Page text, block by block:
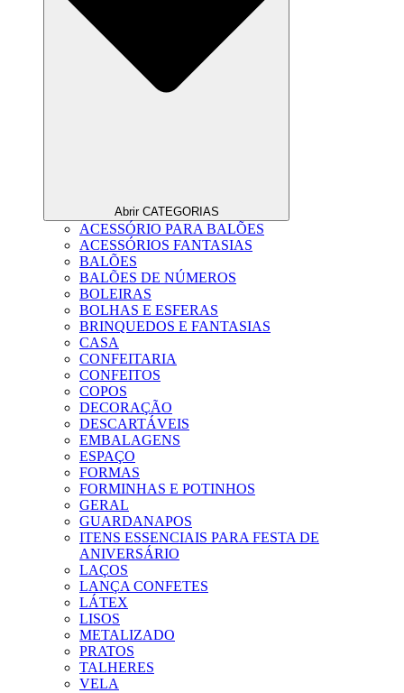
Abrir CATEGORIAS
ACESSÓRIO PARA BALÕES
ACESSÓRIOS FANTASIAS
BALÕES
BALÕES DE NÚMEROS
BOLEIRAS
BOLHAS E ESFERAS
BRINQUEDOS E FANTASIAS
CASA
CONFEITARIA
CONFEITOS
COPOS
DECORAÇÃO
DESCARTÁVEIS
EMBALAGENS
ESPAÇO
FORMAS
FORMINHAS E POTINHOS
GERAL
GUARDANAPOS
ITENS ESSENCIAIS PARA FESTA DE
ANIVERSÁRIO
LAÇOS
LANÇA CONFETES
LÁTEX
LISOS
METALIZADO
PRATOS
TALHERES
VELA